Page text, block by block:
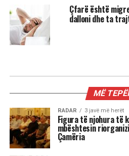
Çfarë është
dalloni dhe ta
3 shenjat më